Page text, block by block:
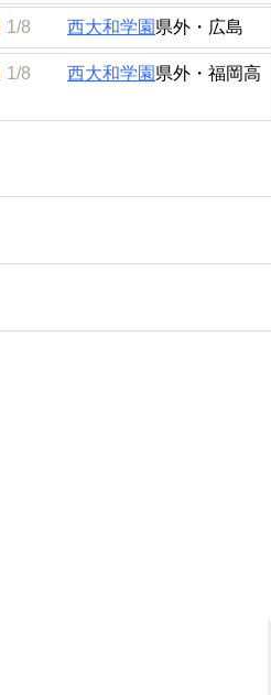
1/8 西大和学園 県外・広島
1/8 西大和学園 県外・福岡高